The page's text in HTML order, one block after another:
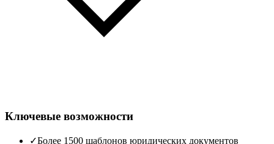
Ключевые возможности
✓Более 1500 шаблонов юридических документов